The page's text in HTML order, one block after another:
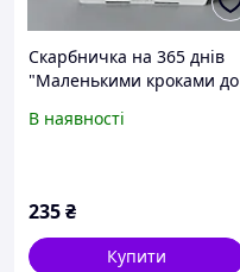
Скарбничка на 365 днів
"Маленькими кроками до
В наявності
235₴
Купити